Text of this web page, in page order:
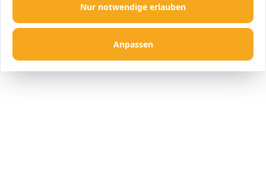
Nur notwendige erlauben
Anpassen